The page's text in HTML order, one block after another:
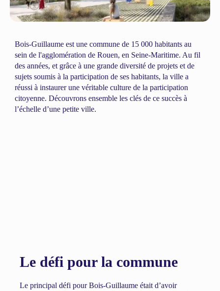
Bois-Guillaume est une commune de 15 000 habitants au
sein de l'agglomération de Rouen, en Seine-Maritime. Au fil
des années, et grâce à une grande diversité de projets et de
sujets soumis à la participation de ses habitants, la ville a
réussi à instaurer une véritable culture de la participation
citoyenne. Découvrons ensemble les clés de ce succès à
l’échelle d’une petite ville.
Le défi pour la commune
Le principal défi pour Bois-Guillaume était d’avoir